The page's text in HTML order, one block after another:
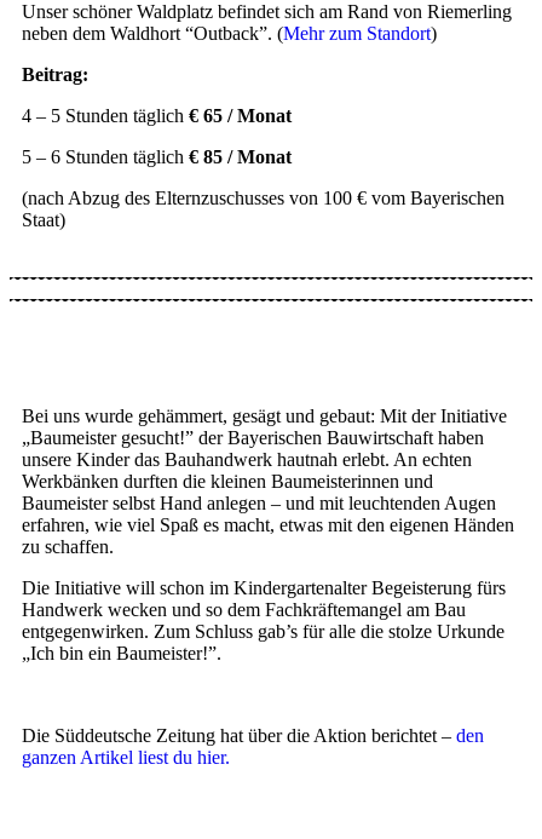
Unser schöner Waldplatz befindet sich am Rand von Riemerling
neben dem Waldhort “Outback”. (Mehr zum Standort)
Beitrag:
4 – 5 Stunden täglich € 65 / Monat
5 – 6 Stunden täglich € 85 / Monat
(nach Abzug des Elternzuschusses von 100 € vom Bayerischen
Staat)
Bei uns wurde gehämmert, gesägt und gebaut: Mit der Initiative
„Baumeister gesucht!” der Bayerischen Bauwirtschaft haben
unsere Kinder das Bauhandwerk hautnah erlebt. An echten
Werkbänken durften die kleinen Baumeisterinnen und
Baumeister selbst Hand anlegen – und mit leuchtenden Augen
erfahren, wie viel Spaß es macht, etwas mit den eigenen Händen
zu schaffen.
Die Initiative will schon im Kindergartenalter Begeisterung fürs
Handwerk wecken und so dem Fachkräftemangel am Bau
entgegenwirken. Zum Schluss gab’s für alle die stolze Urkunde
„Ich bin ein Baumeister!”.
Die Süddeutsche Zeitung hat über die Aktion berichtet – den
ganzen Artikel liest du hier.